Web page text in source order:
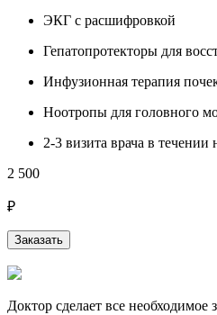
ЭКГ с расшифровкой
Гепатопротекторы для
Инфузионная терапия
Ноотропы для головного
2-3 визита врача в течении
2 500
₽
Заказать
Доктор сделает все необходимое